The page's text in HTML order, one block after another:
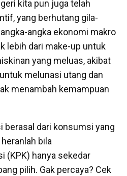
kita pun juga telah
yang berhutang gila-
angka ekonomi makro
lebih dari make-up untuk
yang meluas, akibat
melunasi utang dan
menambah kemampuan
berasal dari konsumsi yang
bila
(KPK) hanya sekedar
pilih. Gak percaya? Cek